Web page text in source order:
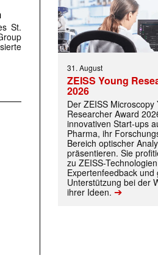
jede Woche aktuell
St.
31. August
ZEISS Young
2026
Der ZEISS Microscopy
Researcher Award
innovativen Start-ups
Pharma, ihr
Bereich optischer
präsentieren. Sie
zu ZEISS-
Expertenfeedback und
Unterstützung bei der
ihrer Ideen. ➔